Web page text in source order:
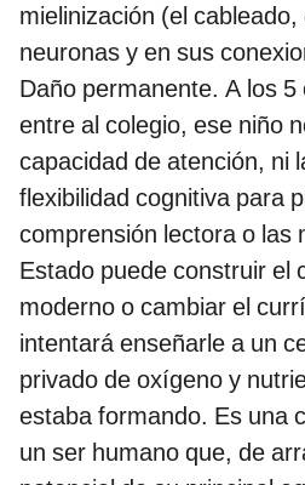
mielinización (el
neuronas y en sus
Daño permanente. A los
entre al colegio, ese niño
capacidad de atención, ni
flexibilidad cognitiva para
comprensión lectora o las
Estado puede construir el
moderno o cambiar el
intentará enseñarle a un
privado de oxígeno y
estaba formando. Es una
un ser humano que, de